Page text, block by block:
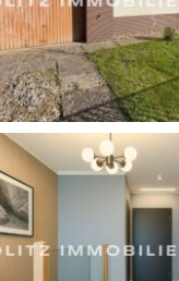
Schlafzimmer
gelangen Sie in
Zugang zum
großzügigen
eigenem Duschbad.
Der Bungalow
Deckenhöhe,
Jalousien, 10 cm